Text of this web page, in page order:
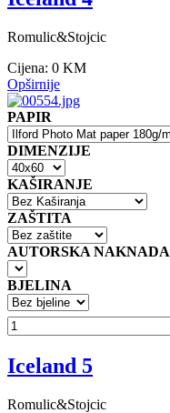
Romulic&Stojcic
Cijena: 0 KM
Opširnije
PAPIR
DIMENZIJE
KAŠIRANJE
ZAŠTITA
AUTORSKA NAKNADA
BJELINA
Iceland 5
Romulic&Stojcic